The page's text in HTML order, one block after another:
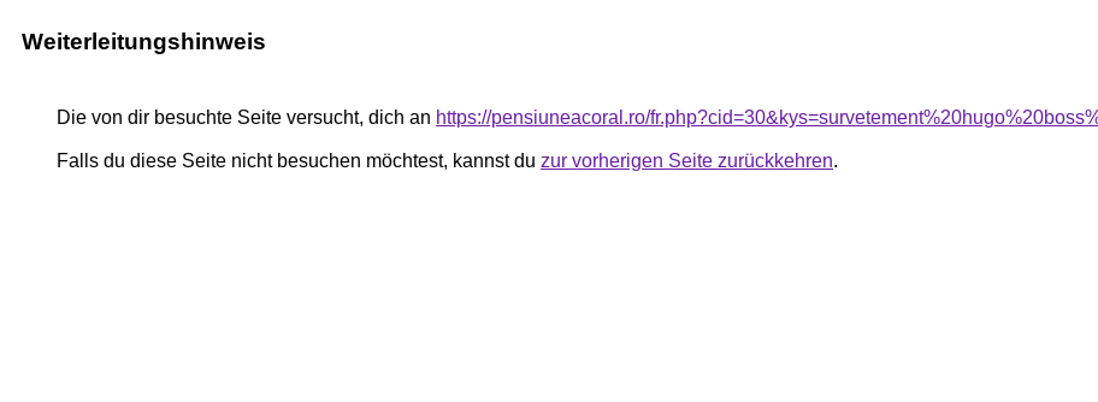
Weiterleitungshinweis
Die von dir besuchte Seite versucht, dich an https://pensiuneacoral.ro/
Falls du diese Seite nicht besuchen möchtest, kannst du zur vorherigen Seite zurückkehren.